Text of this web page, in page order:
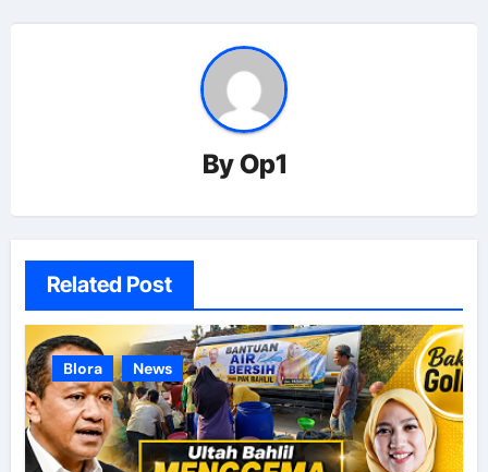
ByOp1
Related Post
Blora News